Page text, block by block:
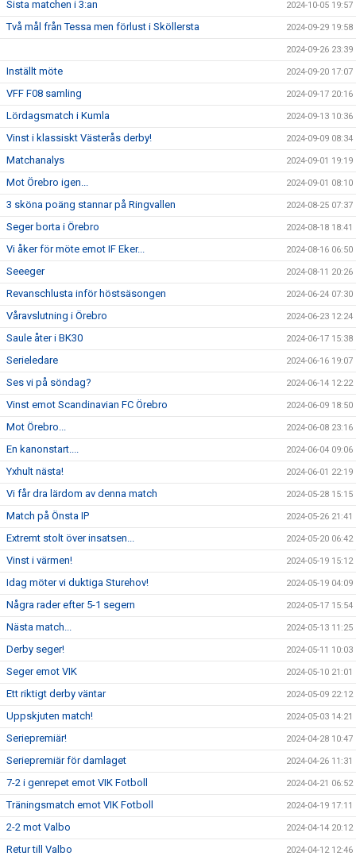
Sista matchen i 3:an 2024-10-05 19:57
Två mål från Tessa men förlust i Sköllersta 2024-09-29 19:58
2024-09-26 23:39
Inställt möte 2024-09-20 17:07
VFF F08 samling 2024-09-17 20:16
Lördagsmatch i Kumla 2024-09-13 10:36
Vinst i klassiskt Västerås derby! 2024-09-09 08:34
Matchanalys 2024-09-01 19:19
Mot Örebro igen... 2024-09-01 08:10
3 sköna poäng stannar på Ringvallen 2024-08-25 07:37
Seger borta i Örebro 2024-08-18 18:41
Vi åker för möte emot IF Eker... 2024-08-16 06:50
Seeeger 2024-08-11 20:26
Revanschlusta inför höstsäsongen 2024-06-24 07:30
Våravslutning i Örebro 2024-06-23 12:24
Saule åter i BK30 2024-06-17 15:38
Serieledare 2024-06-16 19:07
Ses vi på söndag? 2024-06-14 12:22
Vinst emot Scandinavian FC Örebro 2024-06-09 18:50
Mot Örebro... 2024-06-08 23:16
En kanonstart.... 2024-06-04 09:06
Yxhult nästa! 2024-06-01 22:19
Vi får dra lärdom av denna match 2024-05-28 15:15
Match på Önsta IP 2024-05-26 21:41
Extremt stolt över insatsen... 2024-05-20 06:42
Vinst i värmen! 2024-05-19 15:12
Idag möter vi duktiga Sturehov! 2024-05-19 04:09
Några rader efter 5-1 segern 2024-05-17 15:54
Nästa match... 2024-05-13 11:25
Derby seger! 2024-05-11 10:03
Seger emot VIK 2024-05-10 21:01
Ett riktigt derby väntar 2024-05-09 22:12
Uppskjuten match! 2024-05-03 14:21
Seriepremiär! 2024-04-28 10:47
Seriepremiär för damlaget 2024-04-26 11:31
7-2 i genrepet emot VIK Fotboll 2024-04-21 06:52
Träningsmatch emot VIK Fotboll 2024-04-19 17:11
2-2 mot Valbo 2024-04-14 20:12
Retur till Valbo 2024-04-12 12:46